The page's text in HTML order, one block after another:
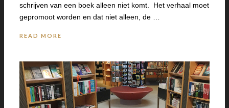
schrijven van een boek alleen niet komt. Het verhaal moet
gepromoot worden en dat niet alleen, de …
READ MORE